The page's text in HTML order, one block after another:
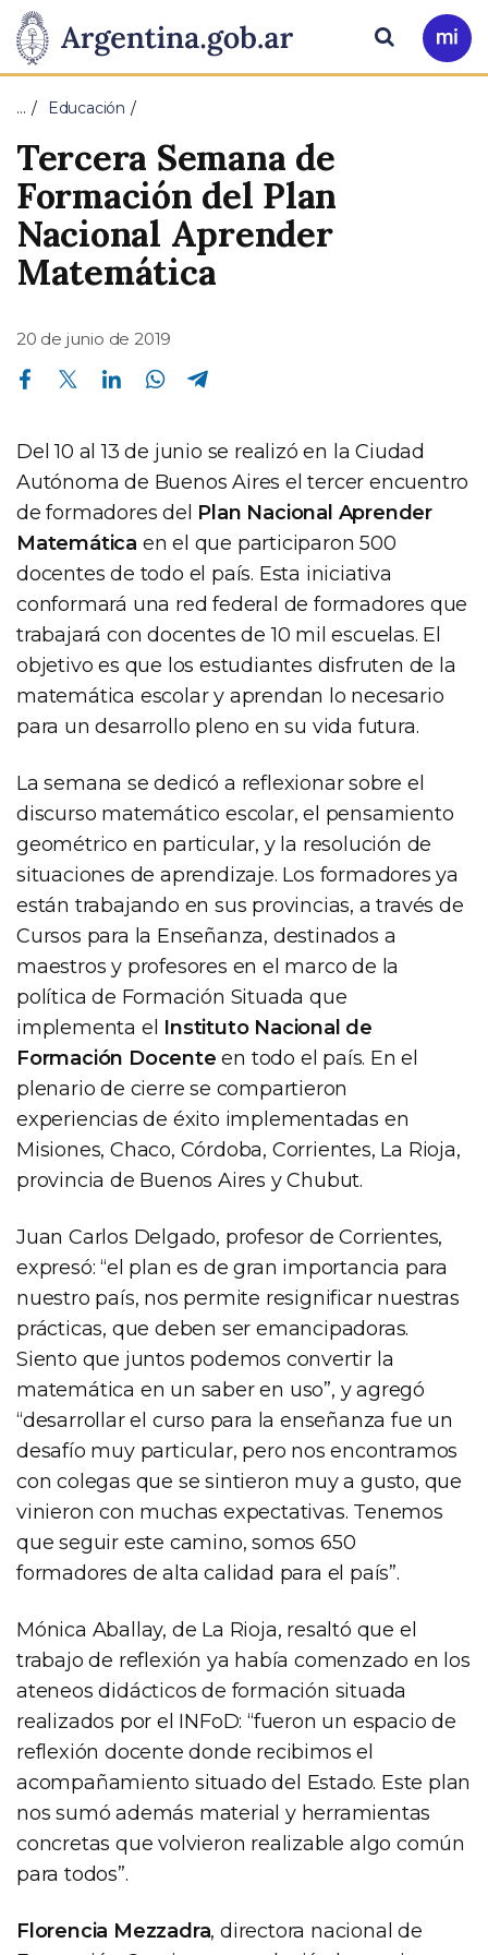
Presidencia
de
la
Nación
Pasar al contenido principal
Ir
a
Buscar
… Educación
Tercera Semana de
Formación del Plan
Nacional Aprender
Matemática
20 de junio de 2019
Compartir en Facebook Compartir en Twitter Compartir en Linkedin Compartir en Whatsapp
Del 10 al 13 de junio se realizó en la Ciudad
Autónoma de Buenos Aires el tercer encuentro
de formadores del Plan Nacional Aprender
Matemática en el que participaron 500
docentes de todo el país. Esta iniciativa
conformará una red federal de formadores que
trabajará con docentes de 10 mil escuelas. El
objetivo es que los estudiantes disfruten de la
matemática escolar y aprendan lo necesario
para un desarrollo pleno en su vida futura.
La semana se dedicó a reflexionar sobre el
discurso matemático escolar, el pensamiento
geométrico en particular, y la resolución de
situaciones de aprendizaje. Los formadores ya
están trabajando en sus provincias, a través de
Cursos para la Enseñanza, destinados a
maestros y profesores en el marco de la
política de Formación Situada que
implementa el Instituto Nacional de
Formación Docente en todo el país. En el
plenario de cierre se compartieron
experiencias de éxito implementadas en
Misiones, Chaco, Córdoba, Corrientes, La Rioja,
provincia de Buenos Aires y Chubut.
Juan Carlos Delgado, profesor de Corrientes,
expresó: “el plan es de gran importancia para
nuestro país, nos permite resignificar nuestras
prácticas, que deben ser emancipadoras.
Siento que juntos podemos convertir la
matemática en un saber en uso”, y agregó
“desarrollar el curso para la enseñanza fue un
desafío muy particular, pero nos encontramos
con colegas que se sintieron muy a gusto, que
vinieron con muchas expectativas. Tenemos
que seguir este camino, somos 650
formadores de alta calidad para el país”.
Mónica Aballay, de La Rioja, resaltó que el
trabajo de reflexión ya había comenzado en los
ateneos didácticos de formación situada
realizados por el INFoD: “fueron un espacio de
reflexión docente donde recibimos el
acompañamiento situado del Estado. Este plan
nos sumó además material y herramientas
concretas que volvieron realizable algo común
para todos”.
Florencia Mezzadra, directora nacional de